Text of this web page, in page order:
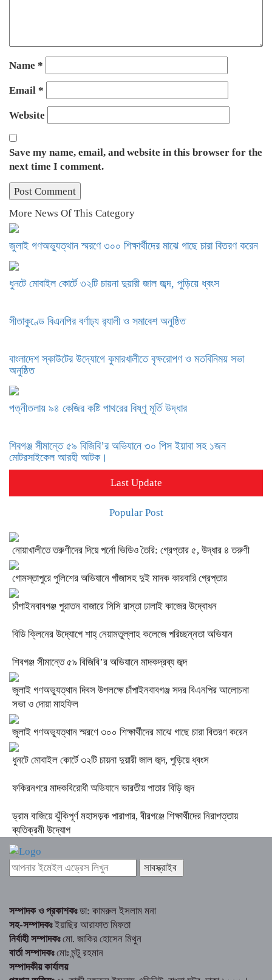
Name *
Email *
Website
Save my name, email, and website in this browser for the
next time I comment.
More News Of This Category
জুলাই গণঅভ্যুত্থান স্মরণে ৩০০ শিক্ষার্থীদের মাঝে গাছে চারা বিতরণ করেন
ধুনটে মোবাইল কোর্টে ৩২টি চায়না দুয়ারী জাল জব্দ, পুড়িয়ে ধ্বংস
সীতাকুণ্ডে বিএনপির বর্ণাঢ্য র‍্যালী ও সমাবেশ অনুষ্ঠিত
বাংলাদেশ স্কাউটের উদ্যোগে কুমারখালীতে বৃক্ষরোপণ ও মতবিনিময় সভা
অনুষ্ঠিত
পত্নীতলায় ৯৪ কেজির কষ্টি পাথরের বিষ্ণু মূর্তি উদ্ধার
শিবগঞ্জ সীমান্তে ৫৯ বিজিবি’র অভিযানে ৩০ পিস ইয়াবা সহ ১জন
মোটরসাইকেল আরহী আটক।
Last Update
Popular Post
নোয়াখালীতে তরুণীদের দিয়ে পর্নো ভিডিও তৈরি: গ্রেপ্তার ৫, উদ্ধার ৪ তরুণী
গোমস্তাপুরে পুলিশের অভিযানে গাঁজাসহ দুই মাদক কারবারি গ্রেপ্তার
চাঁপাইনবাবগঞ্জ পুরাতন বাজারে সিসি রাস্তা ঢালাই কাজের উদ্বোধন
বিডি ক্লিনের উদ্যোগে শাহ্ নেয়ামতুল্লাহ কলেজে পরিচ্ছন্নতা অভিযান
শিবগঞ্জ সীমান্তে ৫৯ বিজিবি’র অভিযানে মাদকদ্রব্য জব্দ
জুলাই গণঅভ্যুত্থান দিবস উপলক্ষে চাঁপাইনবাবগঞ্জ সদর বিএনপির আলোচনা
সভা ও দোয়া মাহফিল
জুলাই গণঅভ্যুত্থান স্মরণে ৩০০ শিক্ষার্থীদের মাঝে গাছে চারা বিতরণ করেন
ধুনটে মোবাইল কোর্টে ৩২টি চায়না দুয়ারী জাল জব্দ, পুড়িয়ে ধ্বংস
ফকিরনগরে মাদকবিরোধী অভিযানে ভারতীয় পাতার বিড়ি জব্দ
ড্রাম বাজিয়ে ঝুঁকিপূর্ণ মহাসড়ক পারাপার, বীরগঞ্জে শিক্ষার্থীদের নিরাপত্তায়
ব্যতিক্রমী উদ্যোগ
সম্পাদক ও প্রকাশকঃডা: কামরুল ইসলাম মনা
সহ-সম্পাদকঃইয়াছির আরাফাত মিফতা
নির্বাহী সম্পাদকঃমো. জাকির হোসেন মিথুন
বার্তা সম্পাদকঃমোঃ মন্টু রহমান
সম্পাদকীয় কার্যালয়